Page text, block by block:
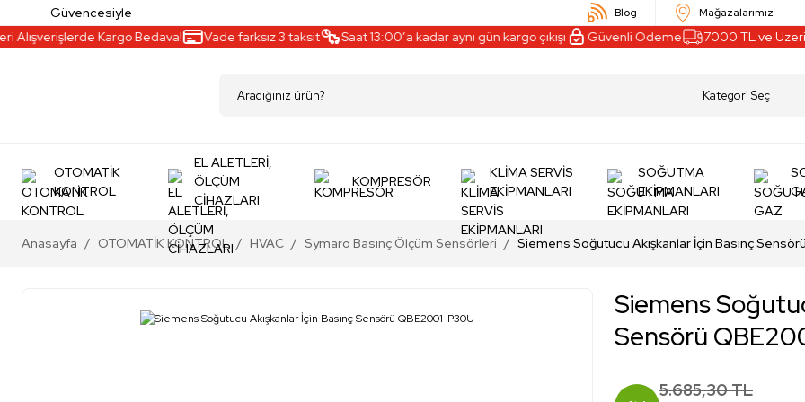
Güvencesiyle Blog Mağazalarımız
Kargo Bedava! Vade farksız 3 taksit Saat 13:00’a kadar aynı gün kargo çıkışı Güvenli Ödeme 7000 TL ve Üzeri
OTOMATİK
KONTROL
EL ALETLERİ,
ÖLÇÜM
CİHAZLARI
KOMPRESÖR
KLİMA SERVİS
EKİPMANLARI
SOĞUTMA
EKİPMANLARI
Anasayfa OTOMATİK KONTROL HVAC Symaro Basınç Ölçüm Sensörleri Siemens Soğutucu Akışkanlar İçin Basınç
Siemens
Sensörü
5.685,30 TL